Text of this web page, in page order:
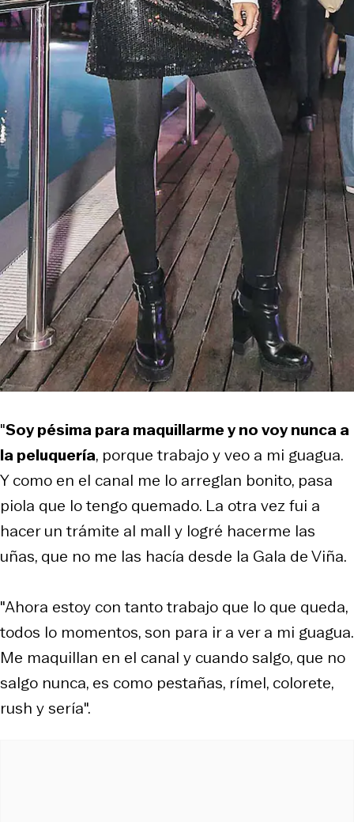
"Soy pésima para maquillarme y no voy nunca a
la peluquería, porque trabajo y veo a mi guagua.
Y como en el canal me lo arreglan bonito, pasa
piola que lo tengo quemado. La otra vez fui a
hacer un trámite al mall y logré hacerme las
uñas, que no me las hacía desde la Gala de Viña.
"Ahora estoy con tanto trabajo que lo que queda,
todos lo momentos, son para ir a ver a mi guagua.
Me maquillan en el canal y cuando salgo, que no
salgo nunca, es como pestañas, rímel, colorete,
rush y sería".